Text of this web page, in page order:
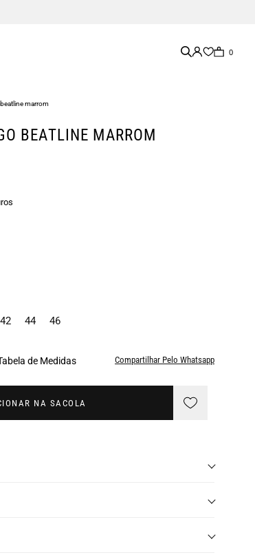
0
marrom
BEATLINE MARROM
42 44 46
de Medidas Compartilhar Pelo Whatsapp
NA SACOLA